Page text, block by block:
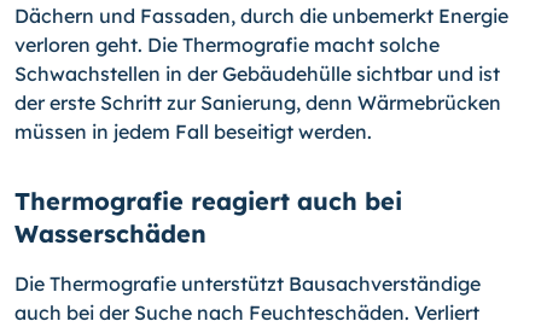
Dächern und Fassaden, durch die unbemerkt Energie
verloren geht. Die Thermografie macht solche
Schwachstellen in der Gebäudehülle sichtbar und ist
der erste Schritt zur Sanierung, denn Wärmebrücken
müssen in jedem Fall beseitigt werden.
Thermografie reagiert auch bei
Wasserschäden
Die Thermografie unterstützt Bausachverständige
auch bei der Suche nach Feuchteschäden. Verliert